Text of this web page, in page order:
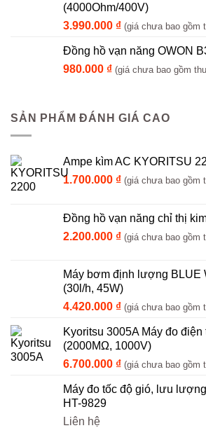
(4000Ohm/400V)
3.990.000 ₫ (giá chưa bao gồm
Đồng hồ vạn năng OWON
980.000 ₫ (giá chưa bao gồm
SẢN PHẨM ĐÁNH GIÁ CAO
Ampe kìm AC KYORITSU
1.700.000 ₫ (giá chưa bao gồm
Đồng hồ vạn năng chỉ thị
2.200.000 ₫ (giá chưa bao gồm
Máy bơm định lượng BLUE
(30l/h, 45W)
4.420.000 ₫ (giá chưa bao gồm
Kyoritsu 3005A Máy đo
(2000MΩ, 1000V)
6.700.000 ₫ (giá chưa bao gồm
Máy đo tốc độ gió, lưu
HT-9829
Liên hệ